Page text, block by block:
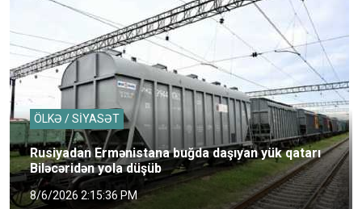
ÖLKƏ / SİYASƏT
Rusiyadan Ermənistana buğda daşıyan yük qatarı
Biləcəridən yola düşüb
8/6/2026 2:15:36 PM